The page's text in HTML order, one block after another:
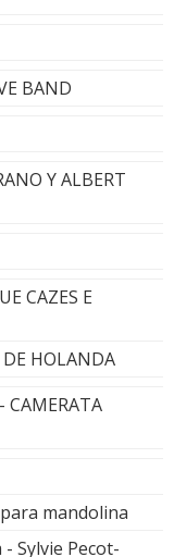
BAND
Y ALBERT
CAZES E
HOLANDA
CAMERATA
mandolina
Sylvie Pecot-